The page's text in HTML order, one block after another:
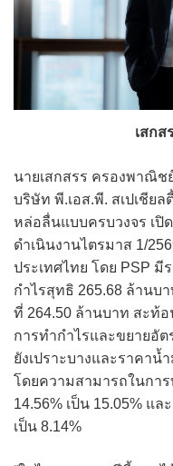
เสก
นายเสกสรร ครองพาณิช
บริษัท พี.เอส.พี. สเปเชีย
หล่อลื่นแบบครบวงจร เปิ
ดำเนินงานไตรมาส 1/
ประเทศไทย โดย PSP มี
กำไรสุทธิ 265.68 ล้านบ
ที่ 264.50 ล้านบาท สะท้
การทำกำไรและขยายอั
ยังเปราะบางและราคา
โดยความสามารถในกา
14.56% เป็น 15.05% แ
เป็น 8.14%